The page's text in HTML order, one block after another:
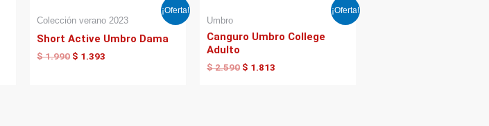
¡Oferta!
Colección verano 2023
Short Active Umbro Dama
$1.990
precio
era:
$ 1.990.
$ 1.393
precio
es:
¡Oferta!
Umbro
Canguro Umbro College
Adulto
$2.590
era:
$ 1.813
es: